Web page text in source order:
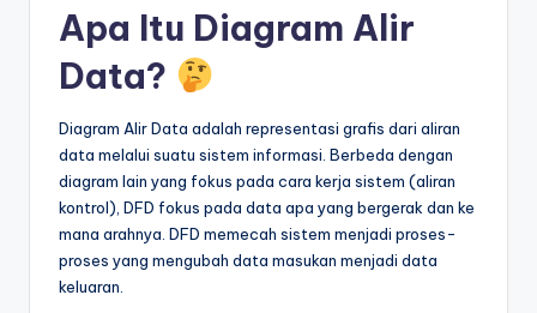
Apa Itu Diagram Alir
Data?
Diagram Alir Data adalah representasi grafis dari aliran
data melalui suatu sistem informasi. Berbeda dengan
diagram lain yang fokus pada cara kerja sistem (aliran
kontrol), DFD fokus pada data apa yang bergerak dan ke
mana arahnya. DFD memecah sistem menjadi proses-
proses yang mengubah data masukan menjadi data
keluaran.